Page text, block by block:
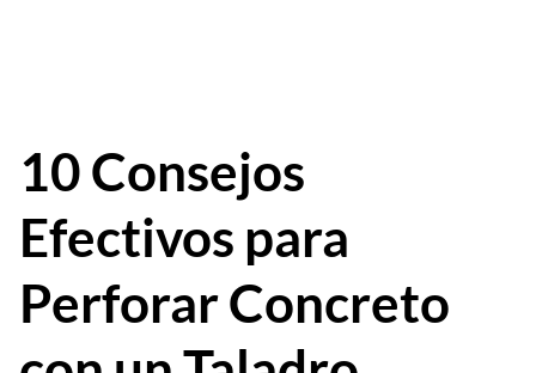
10 Consejos
Efectivos para
Perforar Concreto